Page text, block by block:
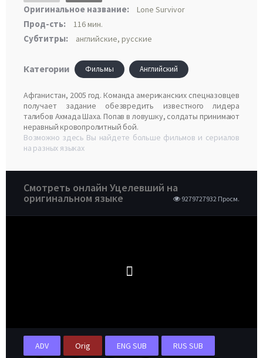
Оригинальное название: Lone Survivor
Прод-сть: 116 мин.
Субтитры: английские, русские
Категории Фильмы Английский
Афганистан, 2005 год. Команда американских спецназовцев
получает задание обезвредить известного лидера
талибов Ахмада Шаха. Попав в ловушку, солдаты принимают
неравный кровопролитный бой.
Возможно здесь Вы найдете больше фильмов и сериалов
на разных языках
Смотреть онлайн Уцелевший на
оригинальном языке 9279727932 Просм.
ADV Orig ENG SUB RUS SUB